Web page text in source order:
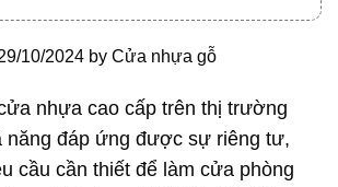
10/2024 by Cửa nhựa gỗ
nhựa cao cấp trên thị trường
năng đáp ứng được sự riêng tư,
cầu cần thiết để làm cửa phòng